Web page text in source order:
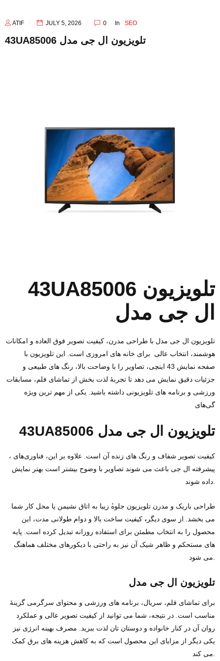
ATIF JULY 5, 2026 0 In SEO
43UA85006 تلویزیون ال جی مدل
43UA85006 تلویزیون
ال جی مدل
تلویزیون ال‌ جی مدل با طراحی مدرن، کیفیت تصویر فوق‌ العاده و امکانات
هوشمند، انتخاب عالی برای خانه‌ های امروزی است. این تلویزیون با
صفحه‌ نمایش 43 اینچی، تصاویر را با وضاحت بالا، رنگ‌ های طبیعی و
جزئیات دقیق نمایش می‌ دهد تا تجربه‌ٔ لذت‌ بخش از تماشای فلم، مسابقات
ورزشی و برنامه‌ های تلویزیونی داشته باشید. یکی از مهم‌ ترین ویژه
گی‌های
43UA85006 تلویزیون ال جی مدل
، کیفیت تصویر شفاف و رنگ‌ های زنده آن است. علاوه بر این، فناوری‌های
پیشرفته ال‌ جی باعث می‌ شوند تصاویر با وضوح بیشتر است بهتر نمایش
طراحی باریک و مدرن تلویزیون جلوه‌‌ٔ زیبا به اتاق نشیمن یا محل کار شما
می‌ بخشد. از سوی دیگر ، کیفیت ساخت بالا و دوام طولانی‌ مدت، این
محصول را به انتخاب مطمئن برای استفاده روزانه تبدیل کرده است. پایه‌
های مستحکم و ظاهر شیک آن نیز به‌ راحتی با دیکورهای مختلف هماهنگ
تلویزیون ال جی مدل
برای تماشای فلم، سریال، برنامه‌ های ورزشی و محتوای سرگرمی گزینه‌ٔ
مناسب است. در نتیجه، شما می‌ توانید از کیفیت تصویر عالی و عملکرد
روان آن در کنار خانواده و دوستان تان لذت ببرید. مصرف بهینه انرژی نیز
یکی دیگر از مزایای این محصول است که به کاهش هزینه‌ های برق کمک